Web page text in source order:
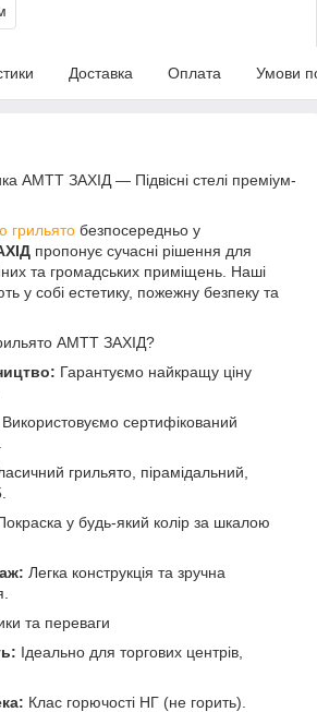
Доставка Оплата Умови
АМТТ ЗАХІД — Підвісні стелі преміум-
грильято безпосередньо у
пропонує сучасні рішення для
та громадських приміщень. Наші
у собі естетику, пожежну безпеку та
АМТТ ЗАХІД?
Гарантуємо найкращу ціну
Використовуємо сертифікований
грильято, пірамідальний,
у будь-який колір за шкалою
Легка конструкція та зручна
та переваги
Ідеально для торгових центрів,
Клас горючості НГ (не горить).